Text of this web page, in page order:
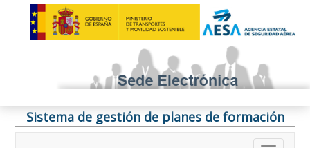
Sistema de gestión de planes de formación